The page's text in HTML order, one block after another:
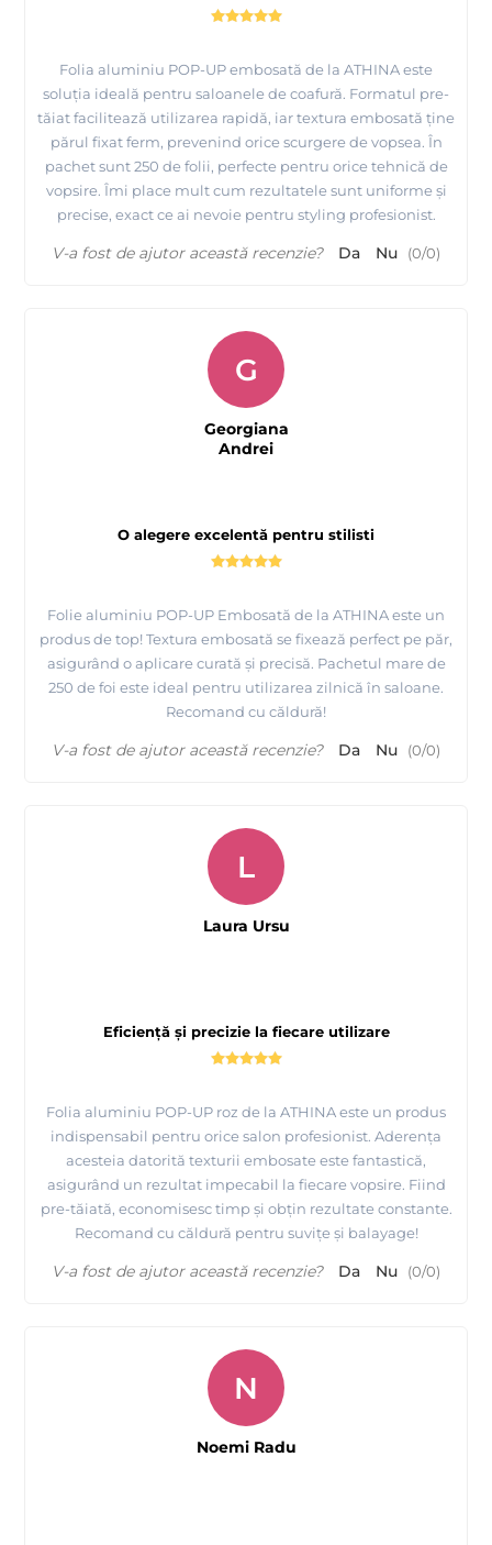
Folia aluminiu POP-UP embosată de la ATHINA este
soluția ideală pentru saloanele de coafură. Formatul pre-
tăiat facilitează utilizarea rapidă, iar textura embosată ține
părul fixat ferm, prevenind orice scurgere de vopsea. În
pachet sunt 250 de folii, perfecte pentru orice tehnică de
vopsire. Îmi place mult cum rezultatele sunt uniforme și
precise, exact ce ai nevoie pentru styling profesionist.
V-a fost de ajutor această recenzie? Da Nu (0/0)
O alegere excelentă pentru stilisti
Folie aluminiu POP-UP Embosată de la ATHINA este un
produs de top! Textura embosată se fixează perfect pe păr,
asigurând o aplicare curată și precisă. Pachetul mare de
250 de foi este ideal pentru utilizarea zilnică în saloane.
Recomand cu căldură!
G
Georgiana
Andrei
V-a fost de ajutor această recenzie? Da Nu (0/0)
Eficiență și precizie la fiecare utilizare
Folia aluminiu POP-UP roz de la ATHINA este un produs
indispensabil pentru orice salon profesionist. Aderența
acesteia datorită texturii embosate este fantastică,
asigurând un rezultat impecabil la fiecare vopsire. Fiind
pre-tăiată, economisesc timp și obțin rezultate constante.
Recomand cu căldură pentru suvițe și balayage!
L
Laura Ursu
V-a fost de ajutor această recenzie? Da Nu (0/0)
N
Noemi Radu